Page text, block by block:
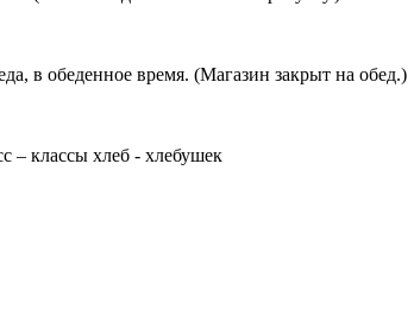
в обеденное время. (Магазин закрыт на обед.)
– классы хлеб - хлебушек